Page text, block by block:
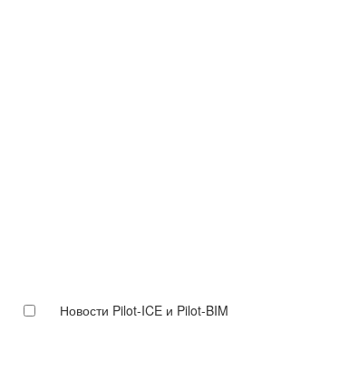
Новости Pilot-ICE и Pilot-BIM